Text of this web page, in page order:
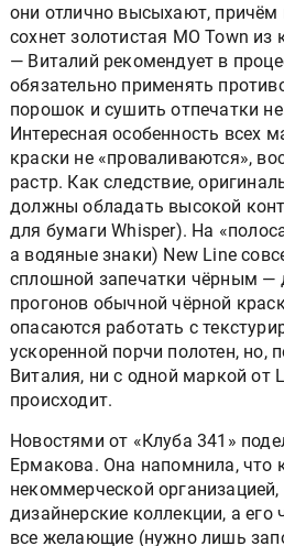
они отлично высыхают, причём
сохнет золотистая MO Town из
— Виталий рекомендует в
обязательно применять
порошок и сушить отпечатки
Интересная особенность всех
краски не «проваливаются»,
растр. Как следствие,
должны обладать высокой
для бумаги Whisper). На
а водяные знаки) New Line
сплошной запечатки чёрным —
прогонов обычной чёрной
опасаются работать с
ускоренной порчи полотен, но,
Виталия, ни с одной маркой от
происходит.
Новостями от «Клуба 341»
Ермакова. Она напомнила, что
некоммерческой
дизайнерские коллекции, а его
все желающие (нужно лишь